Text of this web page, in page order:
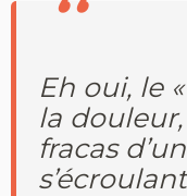
Eh oui, le
la
fracas